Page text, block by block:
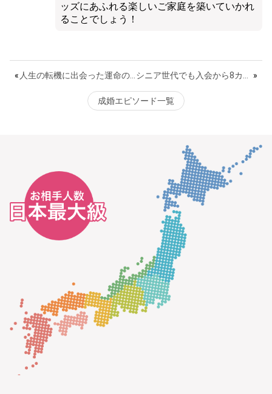
ッズにあふれる楽しいご家庭を築いていかれ
ることでしょう！
«
成婚エピソード一覧
»